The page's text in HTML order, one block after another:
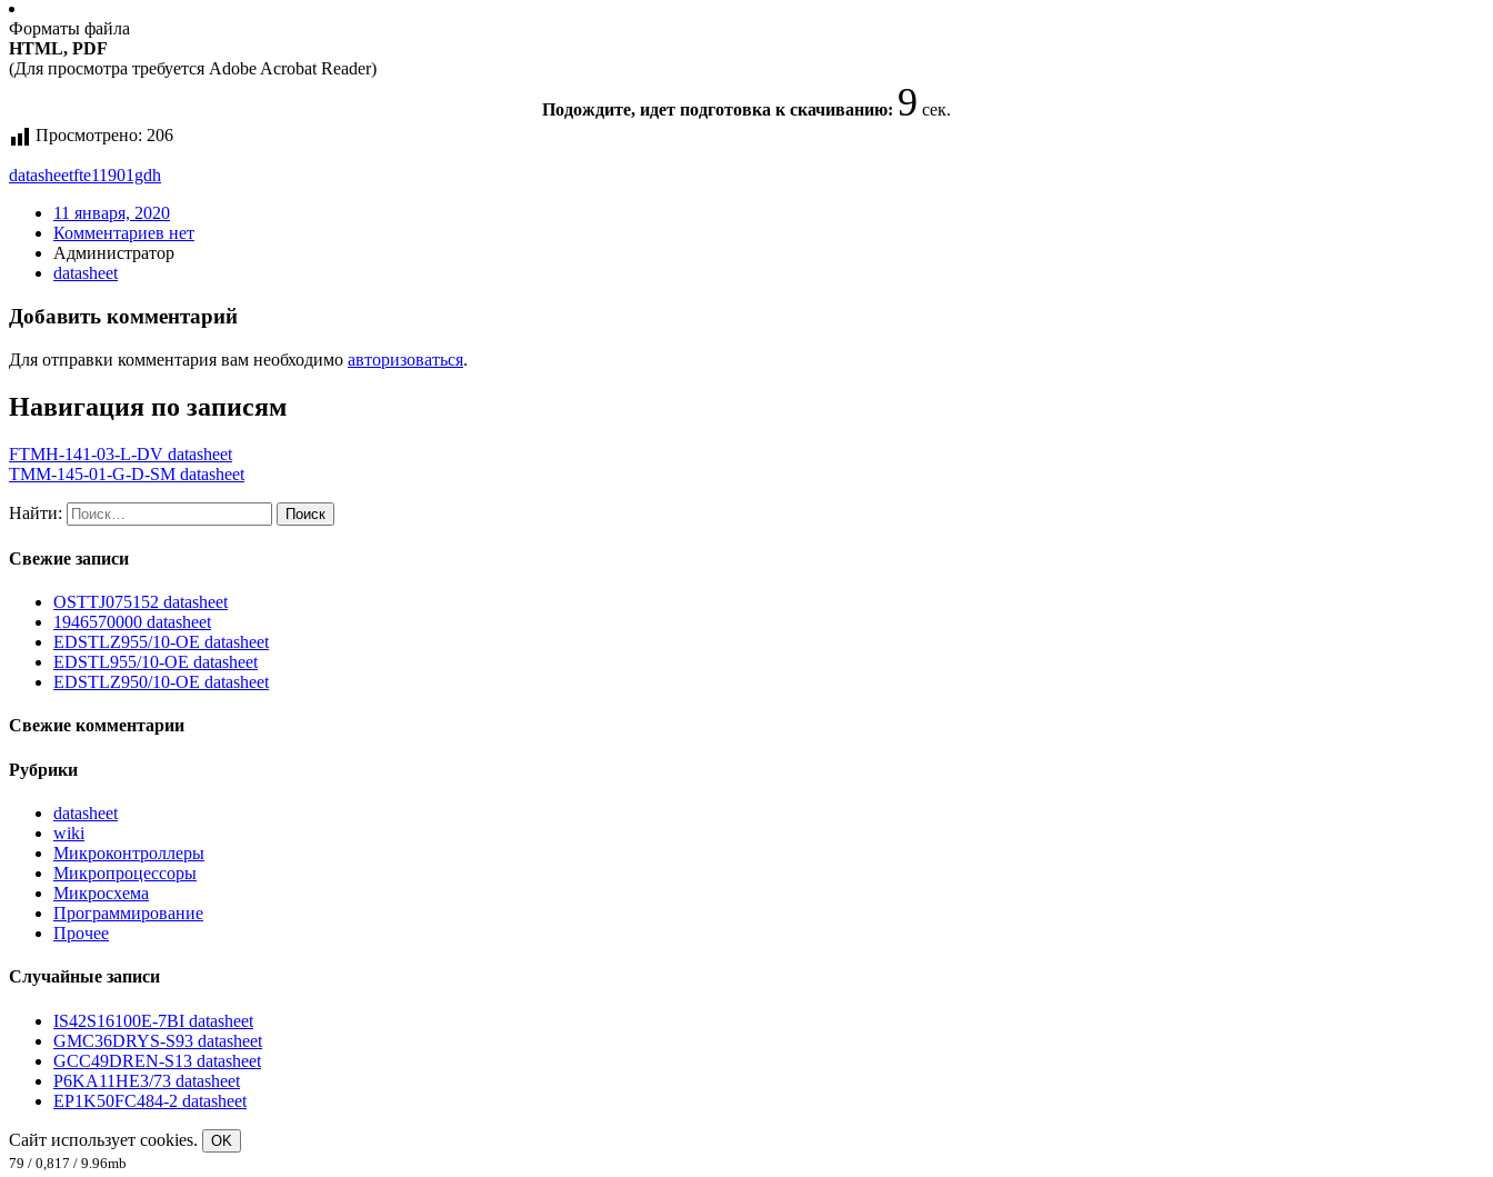
Форматы файла
HTML, PDF
(Для просмотра требуется Adobe Acrobat Reader)
Подождите, идет подготовка к скачиванию: 9 сек.
Просмотрено: 206
datasheetfte11901gdh
11 января, 2020
Комментариев нет
Администратор
datasheet
Добавить комментарий
Для отправки комментария вам необходимо авторизоваться.
Навигация по записям
FTMH-141-03-L-DV datasheet
TMM-145-01-G-D-SM datasheet
Найти:
Свежие записи
OSTTJ075152 datasheet
1946570000 datasheet
EDSTLZ955/10-OE datasheet
EDSTL955/10-OE datasheet
EDSTLZ950/10-OE datasheet
Свежие комментарии
Рубрики
datasheet
wiki
Микроконтроллеры
Микропроцессоры
Микросхема
Программирование
Прочее
Случайные записи
IS42S16100E-7BI datasheet
GMC36DRYS-S93 datasheet
GCC49DREN-S13 datasheet
P6KA11HE3/73 datasheet
EP1K50FC484-2 datasheet
Сайт использует cookies.
OK
79 / 0,817 / 9.96mb